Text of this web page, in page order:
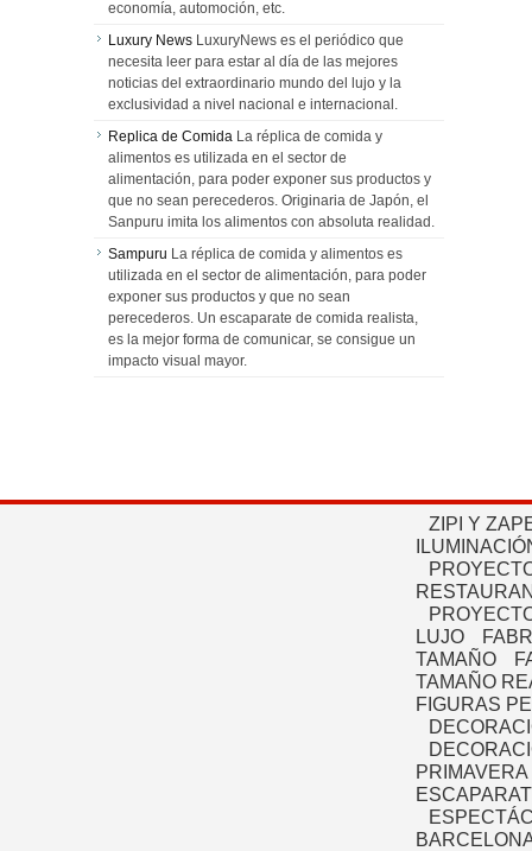
economía, automoción, etc.
Luxury News LuxuryNews es el periódico que
necesita leer para estar al día de las mejores
noticias del extraordinario mundo del lujo y la
exclusividad a nivel nacional e internacional.
Replica de Comida La réplica de comida y
alimentos es utilizada en el sector de
alimentación, para poder exponer sus productos y
que no sean perecederos. Originaria de Japón, el
Sanpuru imita los alimentos con absoluta realidad.
Sampuru La réplica de comida y alimentos es
utilizada en el sector de alimentación, para poder
exponer sus productos y que no sean
perecederos. Un escaparate de comida realista,
es la mejor forma de comunicar, se consigue un
impacto visual mayor.
ZIPI Y
LUJO
TAMAÑO
TAMAÑO
FIGURAS
PRIMAVERA